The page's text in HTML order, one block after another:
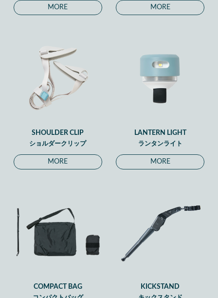
MORE MORE
SHOULDER CLIP
ショルダークリップ
MORE
LANTERN LIGHT
ランタンライト
MORE
COMPACT BAG KICKSTAND